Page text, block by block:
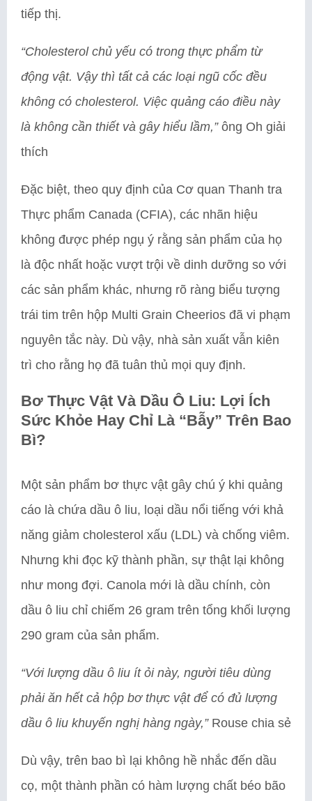
tiếp thị.
“Cholesterol chủ yếu có trong thực phẩm từ
động vật. Vậy thì tất cả các loại ngũ cốc đều
không có cholesterol. Việc quảng cáo điều này
là không cần thiết và gây hiểu lầm,”ông Oh giải
thích
Đặc biệt, theo quy định của Cơ quan Thanh tra
Thực phẩm Canada (CFIA), các nhãn hiệu
không được phép ngụ ý rằng sản phẩm của họ
là độc nhất hoặc vượt trội về dinh dưỡng so với
các sản phẩm khác, nhưng rõ ràng biểu tượng
trái tim trên hộp Multi Grain Cheerios đã vi phạm
nguyên tắc này. Dù vậy, nhà sản xuất vẫn kiên
trì cho rằng họ đã tuân thủ mọi quy định.
Bơ Thực Vật Và Dầu Ô Liu: Lợi Ích
Sức Khỏe Hay Chỉ Là “Bẫy” Trên Bao
Bì?
Một sản phẩm bơ thực vật gây chú ý khi quảng
cáo là chứa dầu ô liu, loại dầu nổi tiếng với khả
năng giảm cholesterol xấu (LDL) và chống viêm.
Nhưng khi đọc kỹ thành phần, sự thật lại không
như mong đợi. Canola mới là dầu chính, còn
dầu ô liu chỉ chiếm 26 gram trên tổng khối lượng
290 gram của sản phẩm.
“Với lượng dầu ô liu ít ỏi này, người tiêu dùng
phải ăn hết cả hộp bơ thực vật để có đủ lượng
dầu ô liu khuyến nghị hàng ngày,”Rouse chia sẻ
Dù vậy, trên bao bì lại không hề nhắc đến dầu
cọ, một thành phần có hàm lượng chất béo bão